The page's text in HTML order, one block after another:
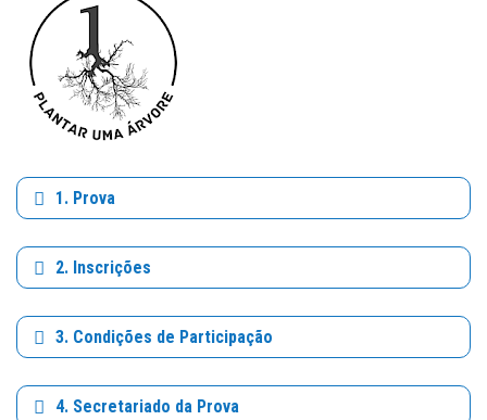
1. Prova
2. Inscrições
3. Condições de Participação
4. Secretariado da Prova